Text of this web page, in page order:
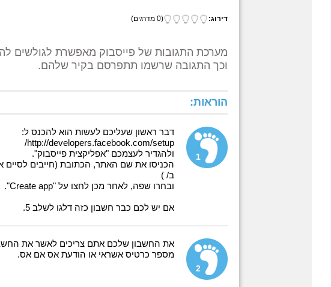
דירוג: (0 מדרגים)
מערכת התגובות של פייסבוק מאפשרת לגולשים
וכך התגובה שרשמו תתפרסם בקיר שלהם.
הוראות:
1
דבר ראשון שעליכם לעשות הוא להכנס ל:
http://developers.facebook.com/setup/
ולהגדיר לעצמכם "אפליקצית פייסבוק".
הכניסו את שם האתר, הכתובת (חייבים לסיים
ב/ )
ובחרו שפה, לאחר מכן לחצו על "Create app".
אם יש לכם כבר חשבון כזה דלגו לשלב 5.
2
את החשבון שלכם אתם צריכים לאשר את
מספר כרטיס אשראי או הודעת אס אם אס.